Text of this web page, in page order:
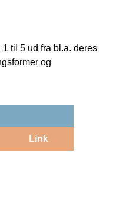
til 5 ud fra bl.a. deres
og
Link